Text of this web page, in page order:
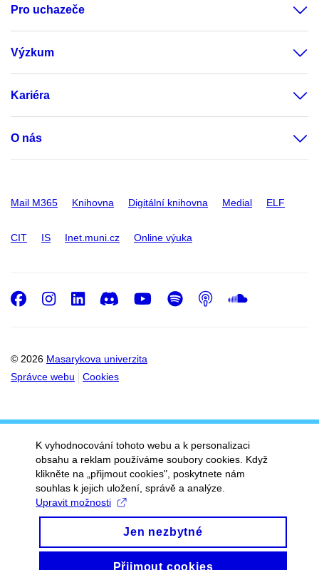
Pro uchazeče
Výzkum
Kariéra
O nás
Mail M365 Knihovna Digitální knihovna Medial ELF
CIT IS Inet.muni.cz Online výuka
© 2026 Masarykova univerzita
Správce webu
Cookies
Facebook
Instagram
LinkedIn
DiscordYoutube
Spotify
Podcast
K vyhodnocování tohoto webu a k personalizaci
obsahu a reklam používáme soubory cookies. Když
klikněte na „přijmout cookies", poskytnete nám
souhlas k jejich uložení, správě a analýze.
Upravit možnosti
Jen nezbytné
Přijmout cookies